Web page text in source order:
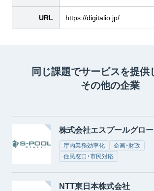
URL https://digitalio.jp/
同じ課題でサービスを提供
その他の企業
株式会社エスプールグロ
庁内業務効率化
企画・財政
住民窓口・市民対応
NTT東日本株式会社